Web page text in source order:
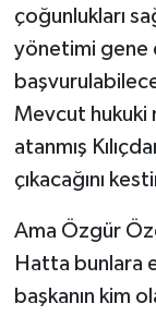
çoğunlukları
yönetimi gene
Mevcut hukuki
atanmış
çıkacağını
Ama Özgür
Hatta bunlara
başkanın kim